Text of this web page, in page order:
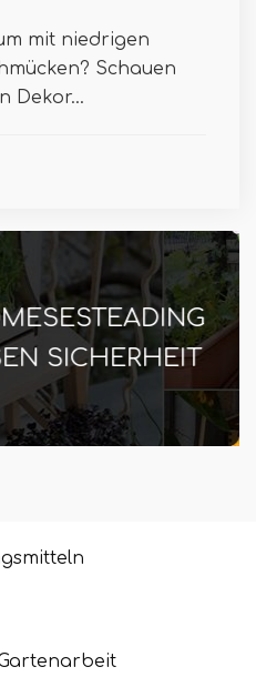
mit niedrigen
Schauen
Dekor...
SICHERHEIT